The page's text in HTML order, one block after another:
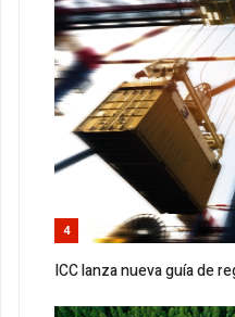
4
ICC lanza nueva guía de